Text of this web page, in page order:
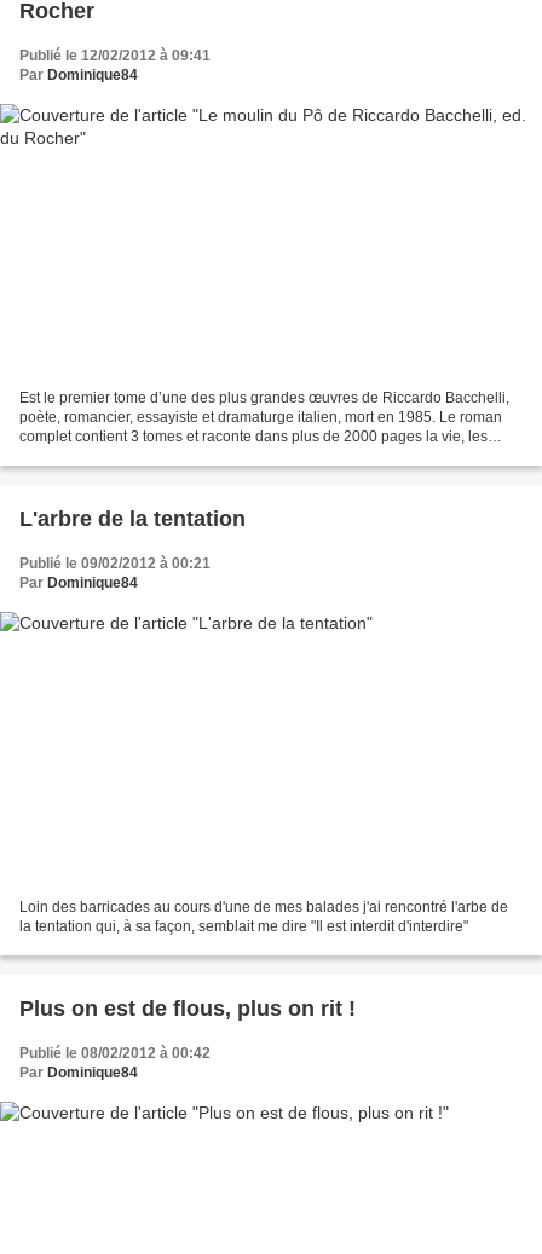
Rocher
Publié le 12/02/2012 à 09:41
Par Dominique84
Est le premier tome d’une des plus grandes œuvres de Riccardo Bacchelli,
poète, romancier, essayiste et dramaturge italien, mort en 1985. Le roman
complet contient 3 tomes et raconte dans plus de 2000 pages la vie, les
L'arbre de la tentation
Publié le 09/02/2012 à 00:21
Par Dominique84
Loin des barricades au cours d'une de mes balades j'ai rencontré l'arbe de
la tentation qui, à sa façon, semblait me dire "Il est interdit d'interdire"
Plus on est de flous, plus on rit !
Publié le 08/02/2012 à 00:42
Par Dominique84